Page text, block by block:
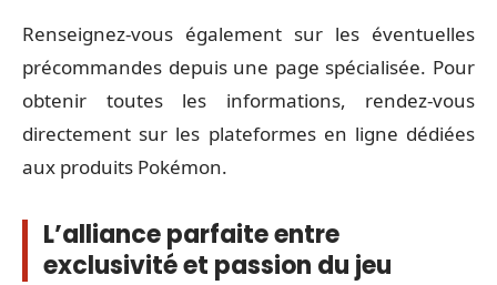
Renseignez-vous également sur les éventuelles
précommandes depuis une page spécialisée. Pour
obtenir toutes les informations, rendez-vous
directement sur les plateformes en ligne dédiées
aux produits Pokémon.
L’alliance parfaite entre
exclusivité et passion du jeu